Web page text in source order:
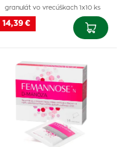
granulát vo vrecúškach 1x10 ks
14,39 €